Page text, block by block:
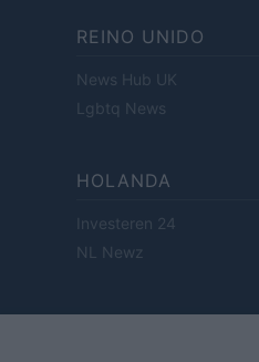
REINO UNIDO
News Hub UK
Lgbtq News
HOLANDA
Investeren 24
NL Newz